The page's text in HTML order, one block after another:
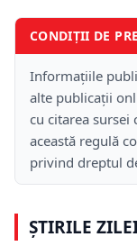
CONDIȚII DE
Informațiile
alte publicații
cu citarea sursei
această regulă
privind dreptul
ȘTIRILE